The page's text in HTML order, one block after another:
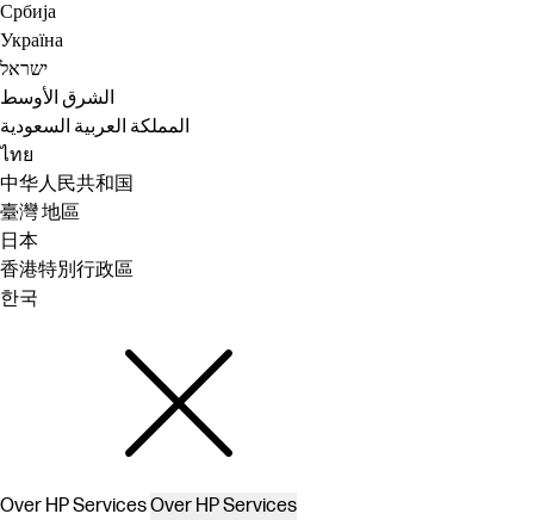
Србија
Україна
ישראל
الشرق الأوسط
المملكة العربية السعودية
ไทย
中华人民共和国
臺灣 地區
日本
香港特別行政區
한국
Over HP ServicesOver HP Services